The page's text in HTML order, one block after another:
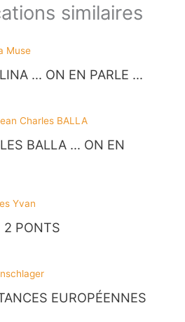
similaires
… ON EN PARLE …
BALLA … ON EN
2 PONTS
EUROPÉENNES